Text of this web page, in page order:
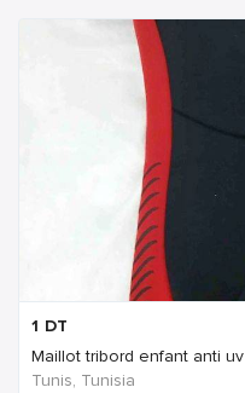
1 DT
Maillot tribord enfant anti uv
Tunis, Tunisia